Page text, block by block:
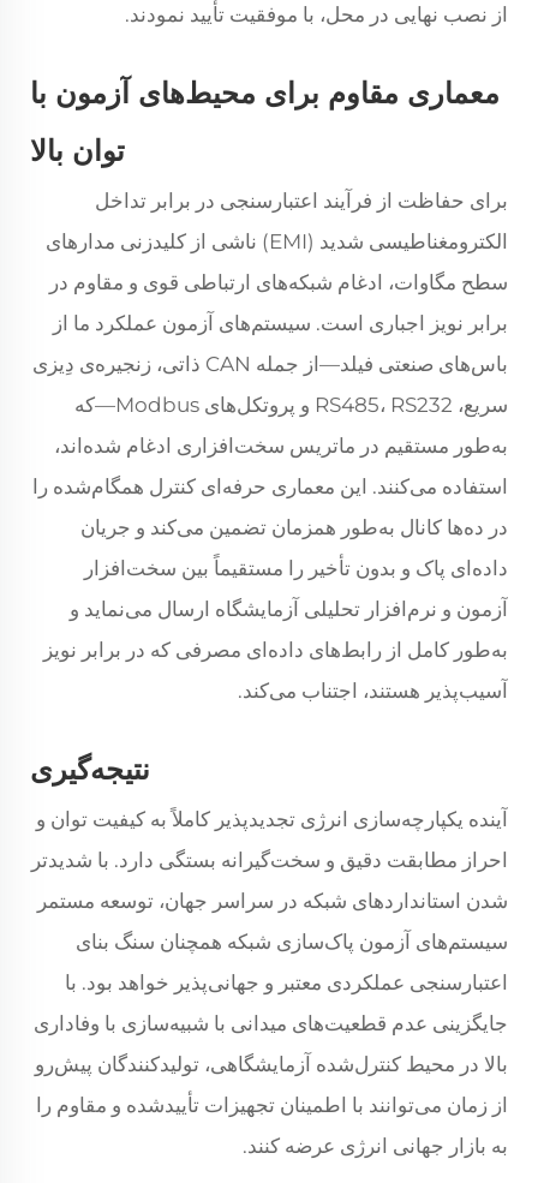
از نصب نهایی در محل، با موفقیت تأیید نمودند.
معماری مقاوم برای محیط‌های آزمون با
توان بالا
برای حفاظت از فرآیند اعتبارسنجی در برابر تداخل
الکترومغناطیسی شدید (EMI) ناشی از کلیدزنی مدارهای
سطح مگاوات، ادغام شبکه‌های ارتباطی قوی و مقاوم در
برابر نویز اجباری است. سیستم‌های آزمون عملکرد ما از
باس‌های صنعتی فیلد—از جمله CAN ذاتی، زنجیره‌ی دِیزی
سریع، RS485، RS232 و پروتکل‌های Modbus—که
به‌طور مستقیم در ماتریس سخت‌افزاری ادغام شده‌اند،
استفاده می‌کنند. این معماری حرفه‌ای کنترل همگام‌شده را
در ده‌ها کانال به‌طور همزمان تضمین می‌کند و جریان
داده‌ای پاک و بدون تأخیر را مستقیماً بین سخت‌افزار
آزمون و نرم‌افزار تحلیلی آزمایشگاه ارسال می‌نماید و
به‌طور کامل از رابط‌های داده‌ای مصرفی که در برابر نویز
آسیب‌پذیر هستند، اجتناب می‌کند.
نتیجه‌گیری
آینده یکپارچه‌سازی انرژی تجدیدپذیر کاملاً به کیفیت توان و
احراز مطابقت دقیق و سخت‌گیرانه بستگی دارد. با شدیدتر
شدن استانداردهای شبکه در سراسر جهان، توسعه مستمر
سیستم‌های آزمون پاک‌سازی شبکه همچنان سنگ بنای
اعتبارسنجی عملکردی معتبر و جهانی‌پذیر خواهد بود. با
جایگزینی عدم قطعیت‌های میدانی با شبیه‌سازی با وفاداری
بالا در محیط کنترل‌شده آزمایشگاهی، تولیدکنندگان پیش‌رو
از زمان می‌توانند با اطمینان تجهیزات تأییدشده و مقاوم را
به بازار جهانی انرژی عرضه کنند.